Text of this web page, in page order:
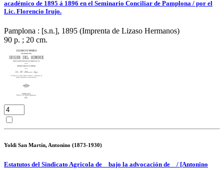
académico de 1895 á 1896 en el Seminario Conciliar de Pamplona / por el
Lic. Florencio Irujo.
Pamplona : [s.n.], 1895 (Imprenta de Lizaso Hermanos)
90 p. ; 20 cm.
Yoldi San Martín, Antonino (1873-1930)
Estatutos del Sindicato Agricola de _ bajo la advocación de _ / [Antonino